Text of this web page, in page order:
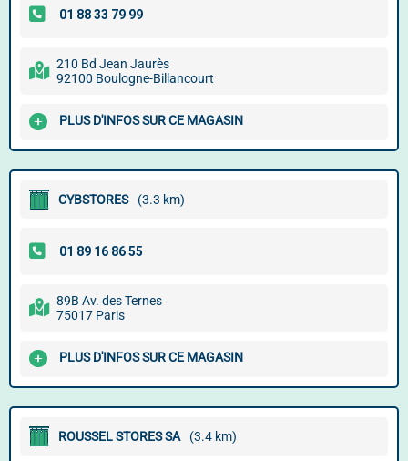
210 Bd Jean Jaurès
92100 Boulogne-Billancourt
PLUS D'INFOS SUR CE MAGASIN
CYBSTORES (3.3 km)
89B Av. des Ternes
75017 Paris
PLUS D'INFOS SUR CE MAGASIN
ROUSSEL STORES SA (3.4 km)